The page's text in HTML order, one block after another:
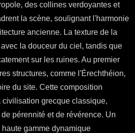
des collines verdoyantes et
la scène, soulignant l'harmonie
ancienne. La texture de la
la douceur du ciel, tandis que
sur les ruines. Au premier
structures, comme l'Érechthéion,
du site. Cette composition
grecque classique,
pérennité et de révérence. Un
gamme dynamique